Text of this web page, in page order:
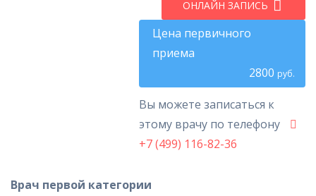
ОНЛАЙН ЗАПИСЬ
Цена первичного
приема
2800 руб.
Вы можете записаться к
этому врачу по телефону
+7 (499) 116-82-36
Врач первой категории